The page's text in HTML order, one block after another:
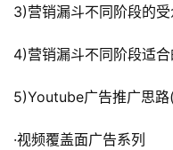
3)营销漏斗不同阶段的
4)营销漏斗不同阶段适
5)Youtube广告推广思
·视频覆盖面广告系列